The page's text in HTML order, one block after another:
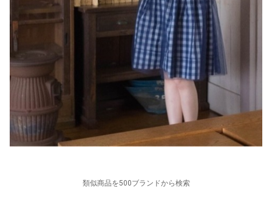
類似商品を500ブランドから検索